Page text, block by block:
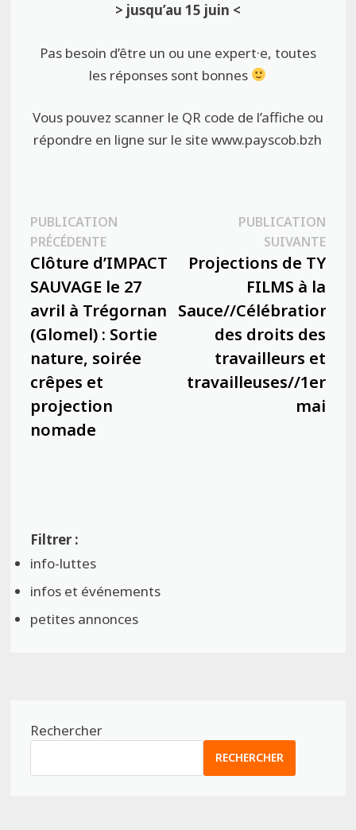
> jusqu’au 15 juin <
Pas besoin d’être un ou une expert·e, toutes
les réponses sont bonnes
Vous pouvez scanner le QR code de l’affiche ou
répondre en ligne sur le site www.payscob.bzh
Navigation
de
l’article
PUBLICATION
PRÉCÉDENTEPublication
précédente :
Clôture d’IMPACT
SAUVAGE le 27
avril à Trégornan
(Glomel) : Sortie
nature, soirée
crêpes et
projection
nomade
PUBLICATION
SUIVANTE
Projections de TY
FILMS à la
Sauce//Célébration
des droits des
travailleurs et
travailleuses//1er
mai
info-luttes
infos et événements
petites annonces
Rechercher
RECHERCHER